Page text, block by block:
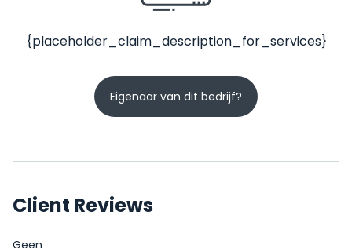
{placeholder_claim_description_for_services}
Eigenaar van dit bedrijf?
Client Reviews
Geen